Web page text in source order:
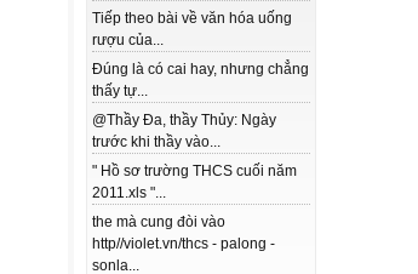
Tiếp theo bài về văn hóa uống
rượu của...
Đúng là có cai hay, nhưng chẳng
thấy tự...
@Thầy Đa, thầy Thủy: Ngày
trước khi thầy vào...
" Hồ sơ trường THCS cuối năm
2011.xls "...
the mà cung đòi vào
http//violet.vn/thcs - palong -
sonla...